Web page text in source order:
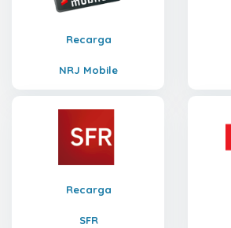
Recarga
NRJ Mobile
Recarga
SFR